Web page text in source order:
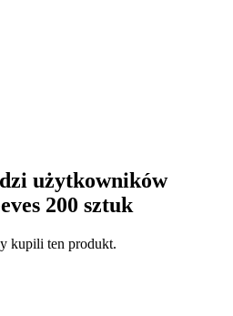
użytkowników
200 sztuk
kupili ten produkt.